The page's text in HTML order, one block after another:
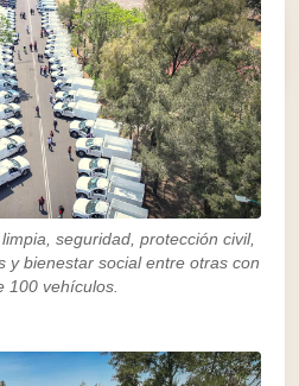
seguridad, protección civil,
y bienestar social entre otras con
100 vehículos.